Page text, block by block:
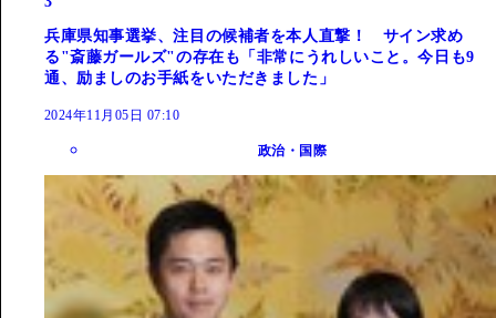
兵庫県知事選挙、注目の候補者を本人直撃！ サイン求め
る"斎藤ガールズ"の存在も「非常にうれしいこと。今日も9
通、励ましのお手紙をいただきました」
2024年11月05日 07:10
政治・国際